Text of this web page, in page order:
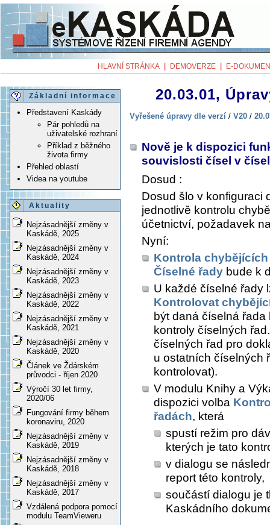
HLAVNÍ STRÁNKA DEMOVERZE E-
Základní informace
Představení Kaskády
Pár pohledů na
uživatelské rozhraní
Příklad z běžného
života firmy
Přehled oblastí
Videa na youtube
Aktuality
Nejzásadnější změny v
Kaskádě, 2025
Nejzásadnější změny v
Kaskádě, 2024
Nejzásadnější změny v
Kaskádě, 2023
Nejzásadnější změny v
Kaskádě, 2022
Nejzásadnější změny v
Kaskádě, 2021
Nejzásadnější změny v
Kaskádě, 2020
Článek ve Ždárském
průvodci - říjen 2020
Výročí 30 let firmy,
2020/06
Fungování firmy během
koronaviru, 2020
Nejzásadnější změny v
Kaskádě, 2019
Nejzásadnější změny v
Kaskádě, 2018
Nejzásadnější změny v
Kaskádě, 2017
Vzdálená podpora pomocí
modulu TeamVieweru
20.03.01,
Vyřešené úpravy dle verzí / V20 /
Nově je k dispozici
souvislosti čísel v
Dosud :
Dosud šlo v konfiguraci
jednotlivě kontrolu
účetnictví, požadavek
Nyní:
Kontrola
Číselné řady bude k
U každé číselné řady
Kontrolovat
být daná číselná
kontroly číselných
číselných řad pro
u ostatních číselných
kontrolovat).
V modulu Knihy a
dispozici volba
řadách, která
spustí režim pro
kterých je tato
v dialogu se
report této kontroly,
součástí dialogu je
Kaskádního